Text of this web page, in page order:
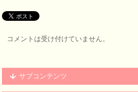
コメントは受け付けていません。
サブコンテンツ